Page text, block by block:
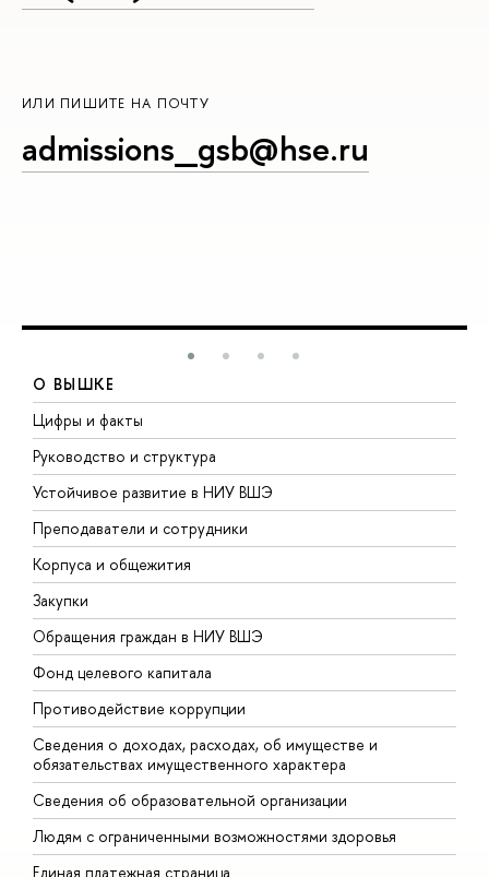
ИЛИ ПИШИТЕ НА ПОЧТУ
admissions_gsb@hse.ru
О ВЫШКЕ
Цифры и факты
Руководство и структура
Устойчивое развитие в НИУ ВШЭ
Преподаватели и сотрудники
Корпуса и общежития
Закупки
Обращения граждан в НИУ ВШЭ
Фонд целевого капитала
Противодействие коррупции
Сведения о доходах, расходах, об имуществе и
обязательствах имущественного характера
Сведения об образовательной организации
Людям с ограниченными возможностями здоровья
Единая платежная страница